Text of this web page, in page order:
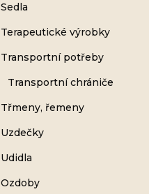
Sedla
Terapeutické výrobky
Transportní potřeby
Transportní chrániče
Třmeny, řemeny
Uzdečky
Udidla
Ozdoby